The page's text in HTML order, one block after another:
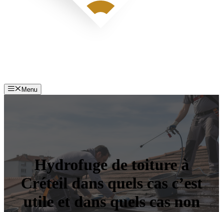
Menu
Hydrofuge de toiture à
Créteil dans quels cas c’est
utile et dans quels cas non